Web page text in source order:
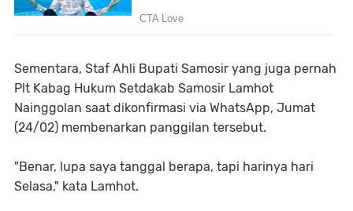
Sementara, Staf Ahli Bupati Samosir yang juga pernah
Plt Kabag Hukum Setdakab Samosir Lamhot
Nainggolan saat dikonfirmasi via WhatsApp, Jumat
(24/02) membenarkan panggilan tersebut.
"Benar, lupa saya tanggal berapa, tapi harinya hari
Selasa," kata Lamhot.